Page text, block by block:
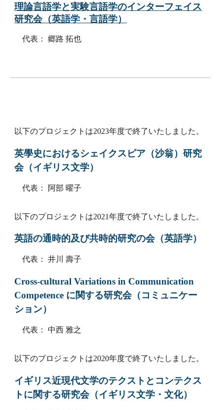
理論言語学と実験言語学のインターフェイス
研究会（英語学・言語学）
代表：郷路 拓也
以下のプロジェクトは2023年度で終了いたしました。
英學史におけるシェイクスピア（沙翁）研究
会（イギリス文学）
代表： 阿部 曜子
以下のプロジェクトは2021年度で終了いたしました。
英語の通時的及び共時的研究の会（英語学）
代表： 井川 壽子
Cross-cultural Variations in Communication
Competence に関する研究会（コミュニケー
ション）
代表： 中西 雅之
以下のプロジェクトは2020年度で終了いたしました。
イギリス近現代文学のテクストとコンテクス
トに関する研究会（イギリス文学・文化）